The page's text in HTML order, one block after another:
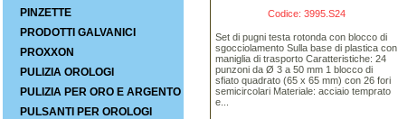
PINZETTE
PRODOTTI GALVANICI
PROXXON
PULIZIA OROLOGI
PULIZIA PER ORO E ARGENTO
PULSANTI PER OROLOGI
Codice: 3995.S24
Set di pugni testa rotonda con blocco di
sgocciolamento Sulla base di plastica con
maniglia di trasporto Caratteristiche: 24
punzoni da Ø 3 a 50 mm 1 blocco di
sfiato quadrato (65 x 65 mm) con 26 fori
semicircolari Materiale: acciaio temprato
e...